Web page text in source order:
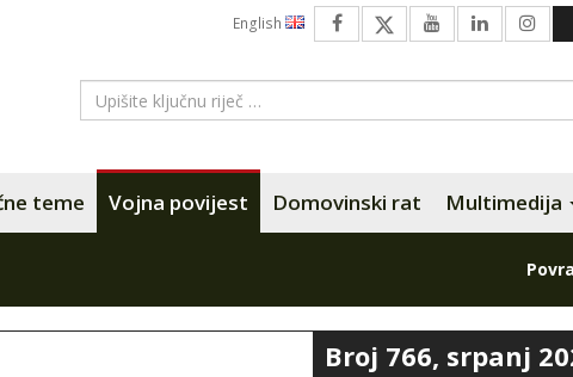
English
teme Vojna povijest Domovinski rat Multimedija
Broj 766, srpanj